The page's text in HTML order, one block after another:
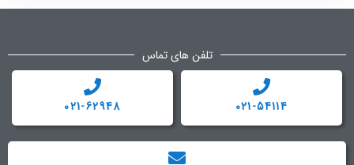
تلفن های تماس
021-54114
021-62948